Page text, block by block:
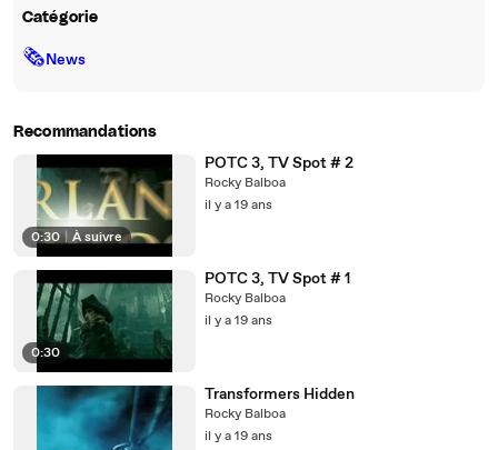
Catégorie
🗞News
Recommandations
0:30 | À suivre
POTC 3, TV Spot # 2
Rocky Balboa
il y a 19 ans
0:30
POTC 3, TV Spot # 1
Rocky Balboa
il y a 19 ans
Transformers Hidden
Rocky Balboa
il y a 19 ans